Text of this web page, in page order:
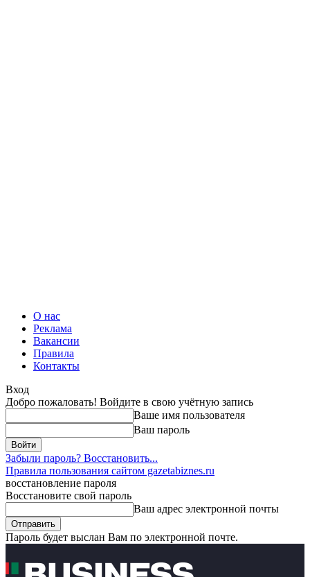
О нас
Реклама
Вакансии
Правила
Контакты
Вход
Добро пожаловать! Войдите в свою учётную запись
Ваше имя пользователя
Ваш пароль
Забыли пароль? Восстановить...
Правила пользования сайтом gazetabiznes.ru
восстановление пароля
Восстановите свой пароль
Ваш адрес электронной почты
Пароль будет выслан Вам по электронной почте.